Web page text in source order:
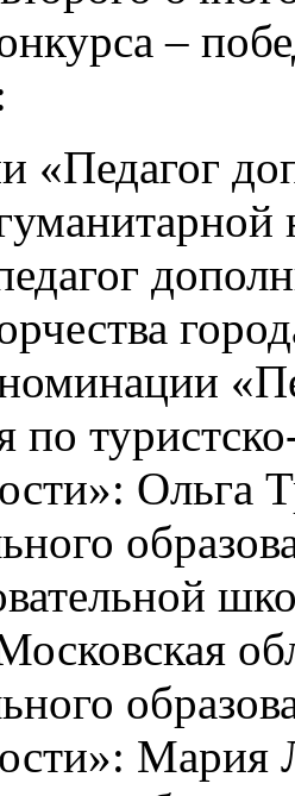
–
«Педагог
по
Ольга
Мария